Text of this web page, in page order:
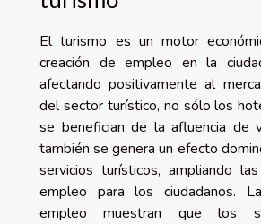
El turismo es un motor
creación de empleo en la
afectando positivamente al
del sector turístico, no sólo los
se benefician de la afluencia de
también se genera un efecto
servicios turísticos, ampliando
empleo para los ciudadanos.
empleo muestran que los